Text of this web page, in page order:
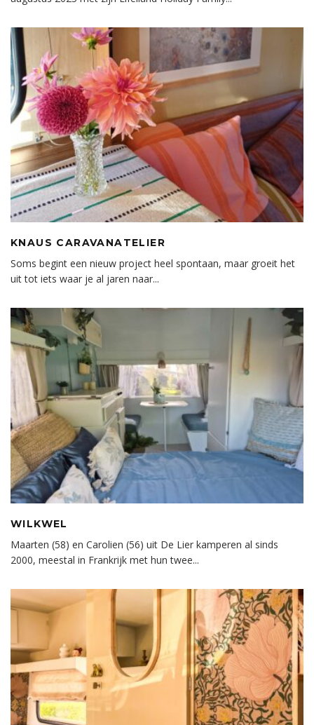
KNAUS CARAVANATELIER
Soms begint een nieuw project heel spontaan, maar groeit het
uit tot iets waar je al jaren naar...
WILKWEL
Maarten (58) en Carolien (56) uit De Lier kamperen al sinds
2000, meestal in Frankrijk met hun twee...